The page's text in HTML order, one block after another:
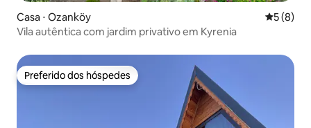
Casa ⋅ Ozanköy 5 de
5 (8)
Vila autêntica com jardim privativo em Kyrenia
Preferido dos hóspedes
Preferido dos hóspedes